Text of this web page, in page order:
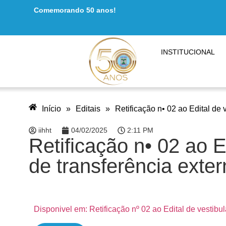
Comemorando 50 anos!
INSTITUCIONAL
Início » Editais » Retificação n• 02 ao Edital de
iihht 04/02/2025 2:11 PM
Retificação n• 02 ao
de transferência
Disponivel em: Retificação nº 02 ao Edital de